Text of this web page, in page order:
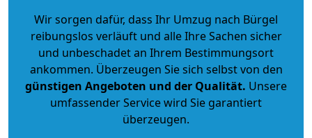
Wir sorgen dafür, dass Ihr Umzug nach Bürgel
reibungslos verläuft und alle Ihre Sachen sicher
und unbeschadet an Ihrem Bestimmungsort
ankommen. Überzeugen Sie sich selbst von den
günstigen Angeboten und der Qualität. Unsere
umfassender Service wird Sie garantiert
überzeugen.